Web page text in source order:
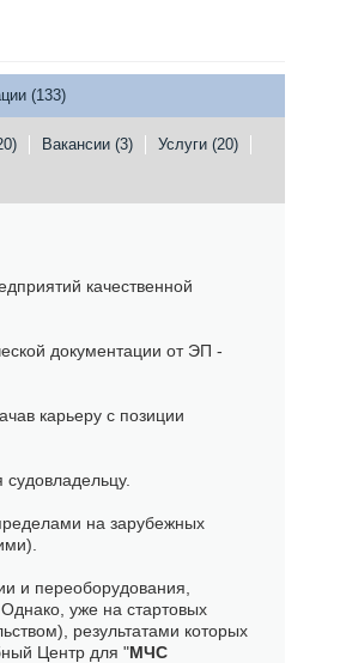
(133)
Вакансии (3)
Услуги (20)
качественной
документации от ЭП -
карьеру с позиции
на зарубежных
и переоборудования,
уже на стартовых
результатами которых
Центр для "МЧС